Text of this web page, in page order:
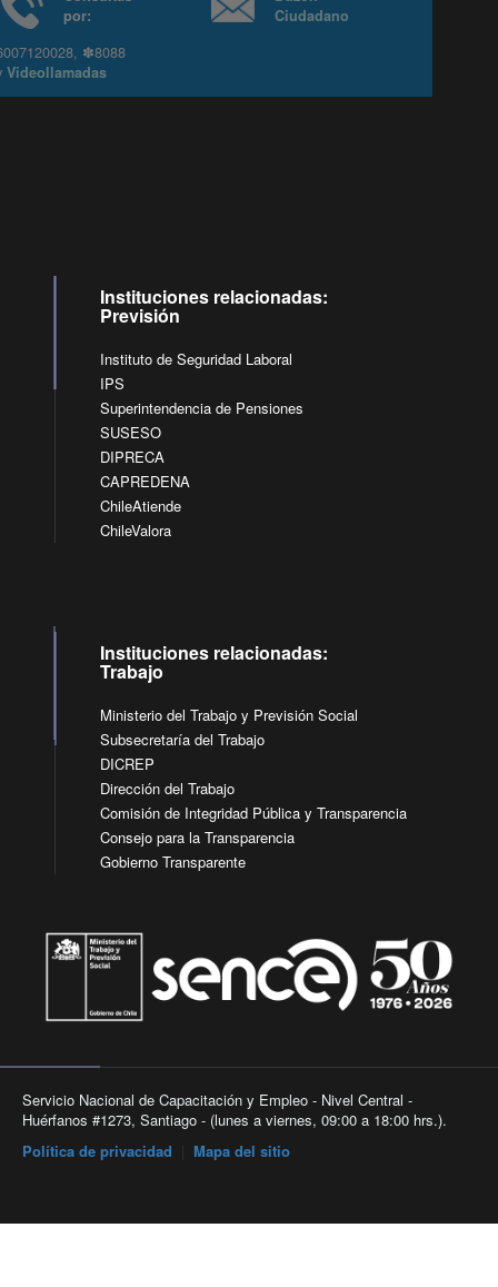
6007120028, ✽8088
yVideollamadas
Ciudadano
Instituciones relacionadas:
Previsión
Instituto de Seguridad Laboral
IPS
Superintendencia de Pensiones
SUSESO
DIPRECA
CAPREDENA
ChileAtiende
ChileValora
Instituciones relacionadas:
Trabajo
Ministerio del Trabajo y Previsión Social
Subsecretaría del Trabajo
DICREP
Dirección del Trabajo
Comisión de Integridad Pública y Transparencia
Consejo para la Transparencia
Gobierno Transparente
Servicio Nacional de Capacitación y Empleo - Nivel Central -
Huérfanos #1273, Santiago - (lunes a viernes, 09:00 a 18:00 hrs.).
Política de privacidad
Mapa del sitio